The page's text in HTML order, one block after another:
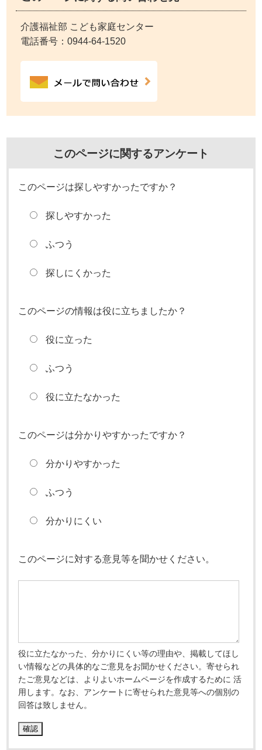
介護福祉部 こども家庭センター
電話番号：0944-64-1520
このページに関するアンケート
このページは探しやすかったですか？
探しやすかった
ふつう
探しにくかった
このページの情報は役に立ちましたか？
役に立った
ふつう
役に立たなかった
このページは分かりやすかったですか？
分かりやすかった
ふつう
分かりにくい
このページに対する意見等を聞かせください。
役に立たなかった、分かりにくい等の理由や、掲載してほし
い情報などの具体的なご意見をお聞かせください。寄せられ
たご意見などは、よりよいホームページを作成するために 活
用します。なお、アンケートに寄せられた意見等への個別の
回答は致しません。